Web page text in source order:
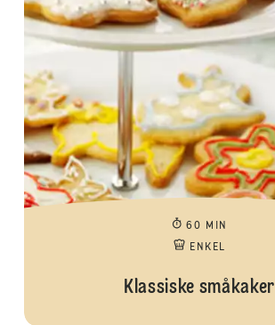
60 MIN
ENKEL
Klassiske småkaker